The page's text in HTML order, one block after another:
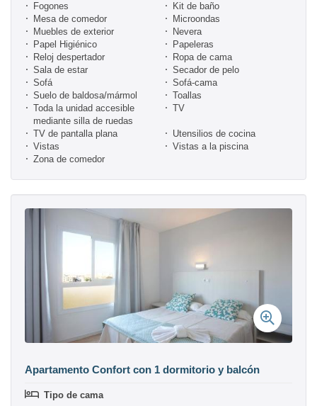
Fogones
Kit de baño
Mesa de comedor
Microondas
Muebles de exterior
Nevera
Papel Higiénico
Papeleras
Reloj despertador
Ropa de cama
Sala de estar
Secador de pelo
Sofá
Sofá-cama
Suelo de baldosa/mármol
Toallas
Toda la unidad accesible
mediante silla de ruedas
TV
TV de pantalla plana
Utensilios de cocina
Vistas
Vistas a la piscina
Zona de comedor
Apartamento Confort con 1 dormitorio y balcón
Tipo de cama